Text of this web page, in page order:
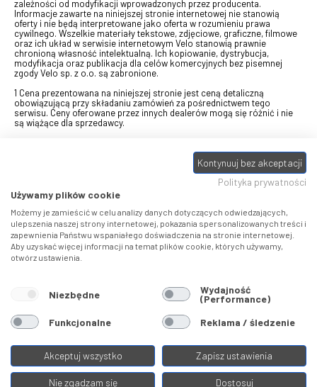
zależności od modyfikacji wprowadzonych przez producenta.
Informacje zawarte na niniejszej stronie internetowej nie stanowią
oferty i nie będą interpretowane jako oferta w rozumieniu prawa
cywilnego. Wszelkie materiały tekstowe, zdjęciowe, graficzne, filmowe
oraz ich układ w serwisie internetowym Velo stanowią prawnie
chronioną własność intelektualną. Ich kopiowanie, dystrybucja,
modyfikacja oraz publikacja dla celów komercyjnych bez pisemnej
zgody Velo sp. z o.o. są zabronione.
1 Cena prezentowana na niniejszej stronie jest ceną detaliczną
obowiązującą przy składaniu zamówień za pośrednictwem tego
serwisu. Ceny oferowane przez innych dealerów mogą się różnić i nie
są wiążące dla sprzedawcy.
swój bon" na towary z oferty VELO, aktualnie dostępnej na stronie
, w ramach sprzedaży premiowej. Dowiedz się jak
stronie promocji. Prezentowana wartość
eBonu uwzględnia fakt wyrażenia - w procesie rejestracji w Panelu
klienta- zgody na otrzymywanie drogą mailową informacji handlowo-
marketingowe, np. newsletter rowerowy. W przypadku braku zgody
wartość eBonu zostanie obniżona o 10 zł.
Pamiętaj, że eBony za produkty SIDI dotyczą zakupów w sklepach
SIDI Center, produkty Castelli zakupów w placówkach tworzących
Castelli Center.
Kontynuuj bez akceptacji
Polityka prywatności
Używamy plików cookie
Możemy je zamieścić w celu analizy danych dotyczących odwiedzających,
ulepszenia naszej strony internetowej, pokazania spersonalizowanych treści i
zapewnienia Państwu wspaniałego doświadczenia na stronie internetowej.
Aby uzyskać więcej informacji na temat plików cookie, których używamy,
otwórz ustawienia.
Niezbędne Wydajność
(Performance)
Funkcjonalne
Reklama / śledzenie
Akceptuj wszystko Zapisz ustawienia
Nie zgadzam się Dostosuj